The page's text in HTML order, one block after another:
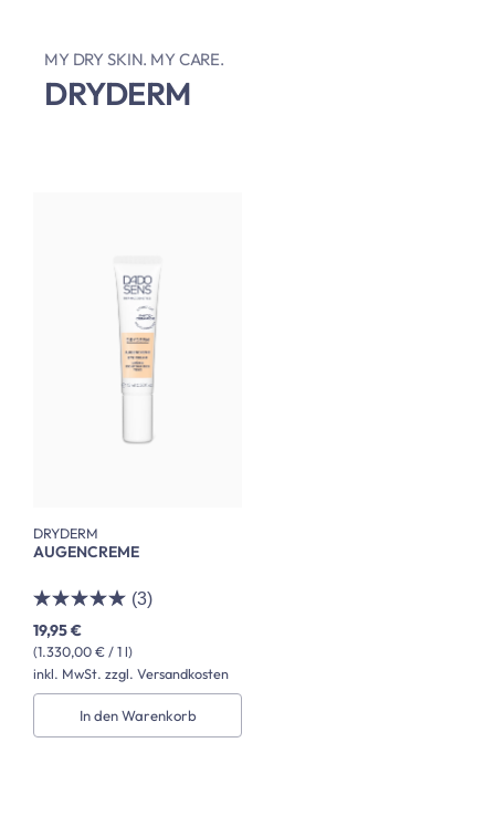
MY DRY SKIN. MY CARE.
DRYDERM
DRYDERM
AUGENCREME
(3)
(1.330,00 € / 1 l)
19,95 €
inkl. MwSt. zzgl. Versandkosten
In den Warenkorb